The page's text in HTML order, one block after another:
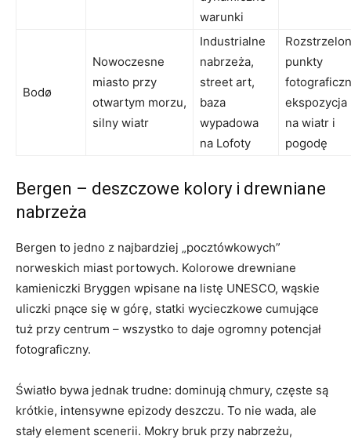
warunki
Bodø
Nowoczesne
miasto przy
otwartym morzu,
silny wiatr
Industrialne
nabrzeża,
street art,
baza
wypadowa
na Lofoty
punkty
ekspozycja
na wiatr i
pogodę
Bergen – deszczowe kolory i drewniane
nabrzeża
Bergen to jedno z najbardziej „pocztówkowych”
norweskich miast portowych. Kolorowe drewniane
kamieniczki Bryggen wpisane na listę UNESCO, wąskie
uliczki pnące się w górę, statki wycieczkowe cumujące
tuż przy centrum – wszystko to daje ogromny potencjał
fotograficzny.
Światło bywa jednak trudne: dominują chmury, częste są
krótkie, intensywne epizody deszczu. To nie wada, ale
stały element scenerii. Mokry bruk przy nabrzeżu,